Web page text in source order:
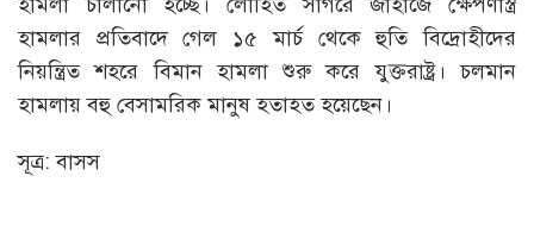
হামলার প্রতিবাদে গেল ১৫ মার্চ থেকে হুতি বিদ্রোহীদের
নিয়ন্ত্রিত শহরে বিমান হামলা শুরু করে যুক্তরাষ্ট্র। চলমান
হামলায় বহু বেসামরিক মানুষ হতাহত হয়েছেন।
সূত্র: বাসস